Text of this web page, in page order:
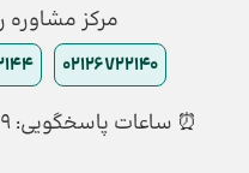
مرکز مشاوره
02126722140
⏰ ساعات پاسخگویی: ۹ صبح تا ۲۱ - حتی ایام تعطیل